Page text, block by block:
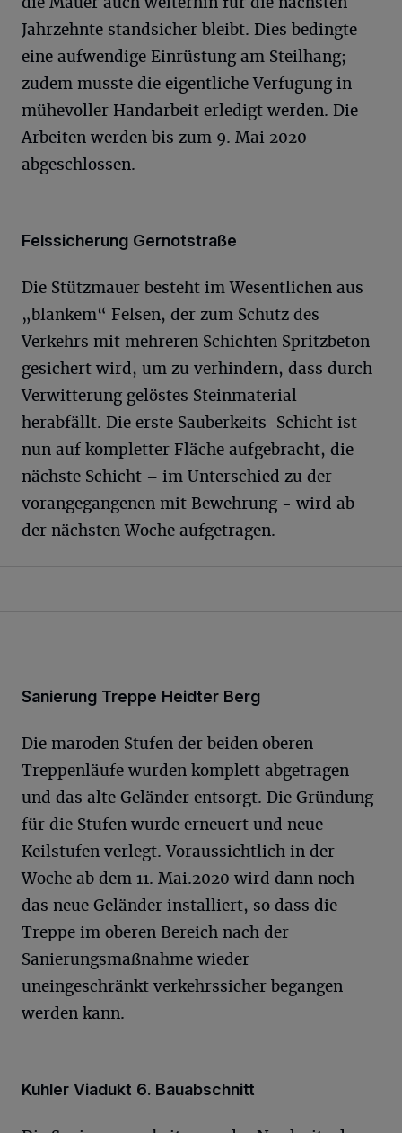
Jahrzehnte standsicher bleibt. Dies bedingte
eine aufwendige Einrüstung am Steilhang;
zudem musste die eigentliche Verfugung in
mühevoller Handarbeit erledigt werden. Die
Arbeiten werden bis zum 9. Mai 2020
abgeschlossen.
Felssicherung Gernotstraße
Die Stützmauer besteht im Wesentlichen aus
„blankem“ Felsen, der zum Schutz des
Verkehrs mit mehreren Schichten Spritzbeton
gesichert wird, um zu verhindern, dass durch
Verwitterung gelöstes Steinmaterial
herabfällt. Die erste Sauberkeits-Schicht ist
nun auf kompletter Fläche aufgebracht, die
nächste Schicht – im Unterschied zu der
vorangegangenen mit Bewehrung - wird ab
der nächsten Woche aufgetragen.
Sanierung Treppe Heidter Berg
Die maroden Stufen der beiden oberen
Treppenläufe wurden komplett abgetragen
und das alte Geländer entsorgt. Die Gründung
für die Stufen wurde erneuert und neue
Keilstufen verlegt. Voraussichtlich in der
Woche ab dem 11. Mai.2020 wird dann noch
das neue Geländer installiert, so dass die
Treppe im oberen Bereich nach der
Sanierungsmaßnahme wieder
uneingeschränkt verkehrssicher begangen
werden kann.
Kuhler Viadukt 6. Bauabschnitt